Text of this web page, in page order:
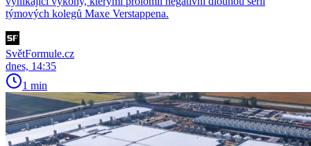
týmových kolegů Maxe Verstappena.
SvětFormule.cz
dnes, 14:35
1 min